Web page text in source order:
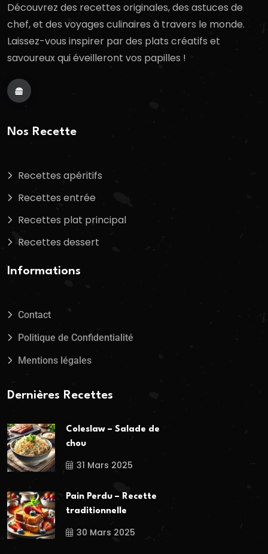
Découvrez des recettes originales, des astuces de
chef, et des voyages culinaires à travers le monde.
Laissez-vous inspirer par des plats créatifs et
savoureux qui éveilleront vos papilles !
Nos Recette
Recettes apéritifs
Recettes entrée
Recettes plat principal
Recettes dessert
Informations
Contact
Politique de Confidentialité
Mentions légales
Dernières Recettes
Coleslaw – Salade de
chou
31 Mars 2025
Pain Perdu – Recette
traditionnelle
30 Mars 2025